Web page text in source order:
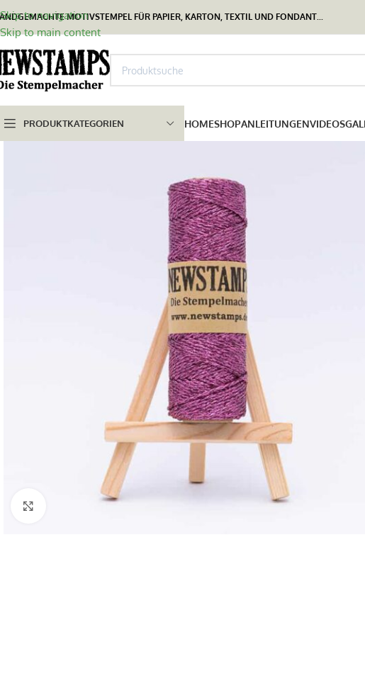
Skip to navigation
Skip to main content
MOTIVSTEMPEL FÜR PAPIER, KARTON, TEXTIL UND FONDANT...
PRODUKTKATEGORIEN HOMESHOPANLEITUNGENVIDEOS
Click to enlarge